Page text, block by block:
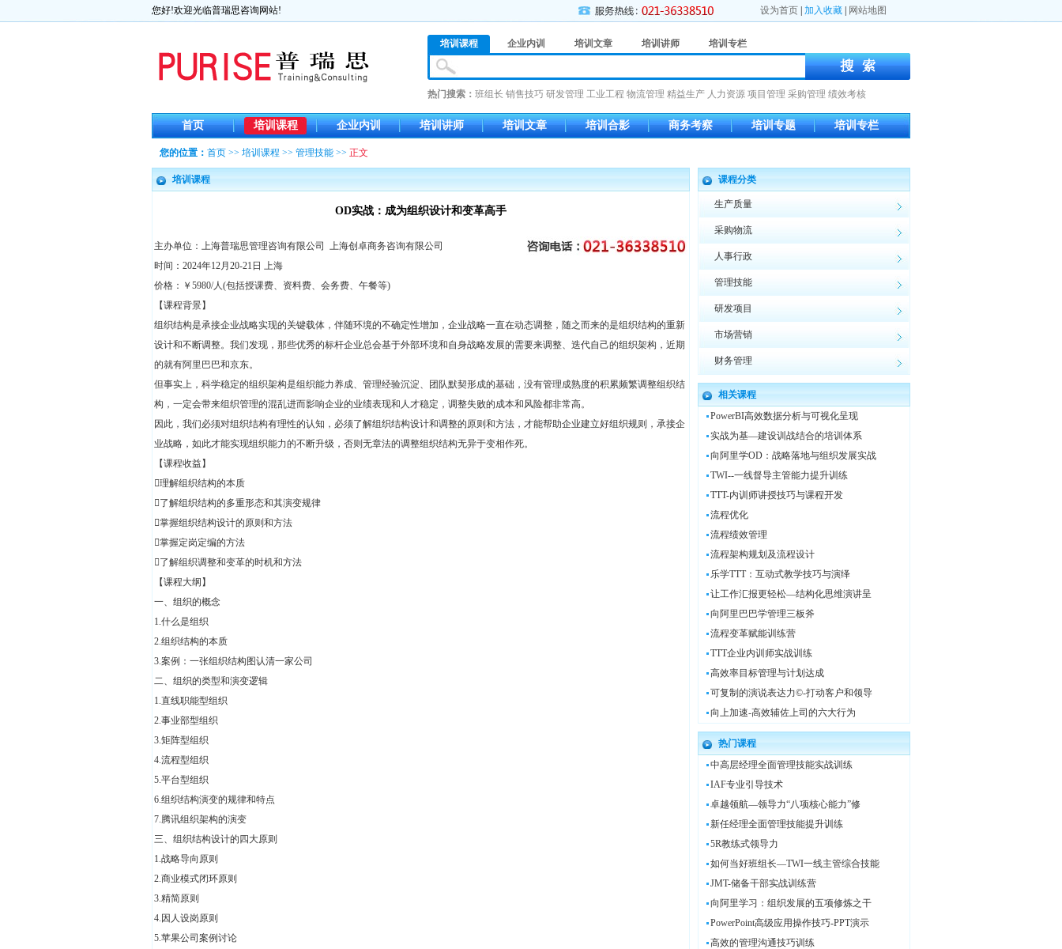
您好!欢迎光临普瑞思咨询网站! 设为首页 加入收藏 网站地图
培训课程 企业内训 培训文章 培训讲师 培训专栏
热门搜索： 班组长 销售技巧 研发管理 工业工程 物流管理 精益生产 人力资源 项目管理 采购管理 绩效考核
首页 培训课程 企业内训 培训讲师 培训文章 培训合影 商务考察 培训专题 培训专栏
您的位置： 首页 >> 培训课程 >> 管理技能 >> 正文
培训课程
OD实战：成为组织设计和变革高手
主办单位：上海普瑞思管理咨询有限公司 上海创卓商务咨询有限公司
时间：2024年12月20-21日 上海
价格：￥5980/人(包括授课费、资料费、会务费、午餐等)
【课程背景】
组织结构是承接企业战略实现的关键载体，伴随环境的不确定性增加，企业战略一直在动态调整，随之而来的是组织结构的重新
设计和不断调整。我们发现，那些优秀的标杆企业总会基于外部环境和自身战略发展的需要来调整、迭代自己的组织架构，近期
的就有阿里巴巴和京东。
但事实上，科学稳定的组织架构是组织能力养成、管理经验沉淀、团队默契形成的基础，没有管理成熟度的积累频繁调整组织结
构，一定会带来组织管理的混乱进而影响企业的业绩表现和人才稳定，调整失败的成本和风险都非常高。
因此，我们必须对组织结构有理性的认知，必须了解组织结构设计和调整的原则和方法，才能帮助企业建立好组织规则，承接企
业战略，如此才能实现组织能力的不断升级，否则无章法的调整组织结构无异于变相作死。
【课程收益】
理解组织结构的本质
了解组织结构的多重形态和其演变规律
掌握组织结构设计的原则和方法
掌握定岗定编的方法
了解组织调整和变革的时机和方法
【课程大纲】
一、组织的概念
1.什么是组织
2.组织结构的本质
3.案例：一张组织结构图认清一家公司
二、组织的类型和演变逻辑
1.直线职能型组织
2.事业部型组织
3.矩阵型组织
4.流程型组织
5.平台型组织
6.组织结构演变的规律和特点
7.腾讯组织架构的演变
三、组织结构设计的四大原则
1.战略导向原则
2.商业模式闭环原则
3.精简原则
4.因人设岗原则
5.苹果公司案例讨论
课程分类
生产质量
采购物流
人事行政
管理技能
研发项目
市场营销
财务管理
相关课程
PowerBI高效数据分析与可视化呈现
实战为基—建设训战结合的培训体系
向阿里学OD：战略落地与组织发展实战
TWI--一线督导主管能力提升训练
TTT-内训师讲授技巧与课程开发
流程优化
流程绩效管理
流程架构规划及流程设计
乐学TTT：互动式教学技巧与演绎
让工作汇报更轻松—结构化思维演讲呈
向阿里巴巴学管理三板斧
流程变革赋能训练营
TTT企业内训师实战训练
高效率目标管理与计划达成
可复制的演说表达力©-打动客户和领导
向上加速-高效辅佐上司的六大行为
热门课程
中高层经理全面管理技能实战训练
IAF专业引导技术
卓越领航—领导力“八项核心能力”修
新任经理全面管理技能提升训练
5R教练式领导力
如何当好班组长—TWI一线主管综合技能
JMT-储备干部实战训练营
向阿里学习：组织发展的五项修炼之干
PowerPoint高级应用操作技巧-PPT演示
高效的管理沟通技巧训练